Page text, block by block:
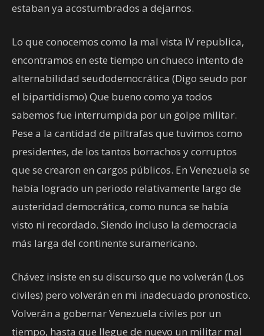
estaban ya acostumbrados a dejarnos.
Lo que conocemos como la mal vista IV republica,
encontramos en este tiempo un chueco intento de
alternabilidad seudodemocrática (Digo seudo por
el bipartidismo) Que bueno como ya todos
sabemos fue interrumpida por un golpe militar.
Pese a la cantidad de piltrafas que tuvimos como
presidentes, de los tantos borrachos y corruptos
que se crearon en cargos públicos. En Venezuela se
había logrado un periodo relativamente largo de
austeridad democrática, como nunca se había
visto ni recordado. Siendo incluso la democracia
más larga del continente suramericano.
Chávez insiste en su discurso que no volverán (Los
civiles) pero volverán en mi inadecuado pronostico.
Volverán a gobernar Venezuela civiles por un
tiempo, hasta que llegue de nuevo un militar mal